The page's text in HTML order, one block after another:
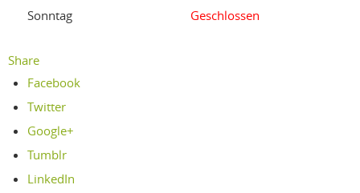
Sonntag
Geschlossen
Share
Facebook
Twitter
Google+
Tumblr
LinkedIn